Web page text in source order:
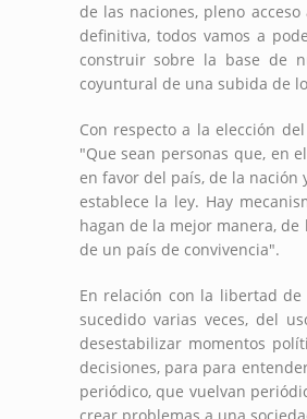
de las naciones, pleno
definitiva, todos vamos a
construir sobre la base de
coyuntural de una subida de
Con respecto a la elección
"Que sean personas que, en
en favor del país, de la
establece la ley. Hay
hagan de la mejor manera,
de un país de convivencia".
En relación con la libertad
sucedido varias veces, del
desestabilizar momentos
decisiones, para para
periódico, que vuelvan